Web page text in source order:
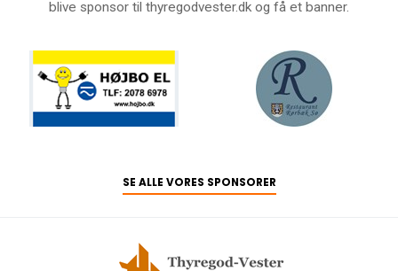
blive sponsor til thyregodvester.dk og få et banner.
SE ALLE VORES SPONSORER